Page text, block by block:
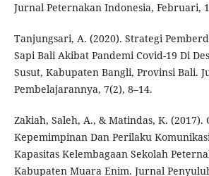
Jurnal Peternakan Indonesia, Februari,
Tanjungsari, A. (2020). Strategi
Sapi Bali Akibat Pandemi Covid-19 Di
Susut, Kabupaten Bangli, Provinsi Bali.
Pembelajarannya, 7(2), 8–14.
Zakiah, Saleh, A., & Matindas, K. (2017).
Kepemimpinan Dan Perilaku
Kapasitas Kelembagaan Sekolah
Kabupaten Muara Enim. Jurnal